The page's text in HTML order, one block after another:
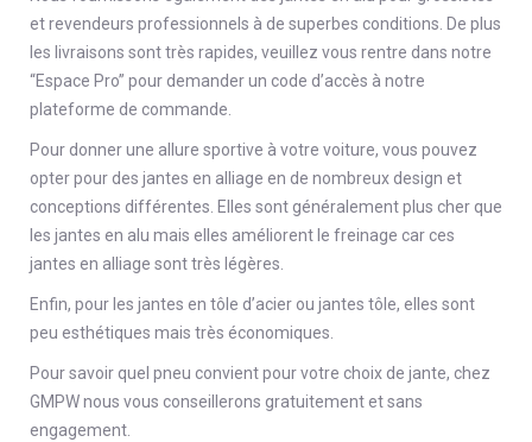
et revendeurs professionnels à de superbes conditions. De plus
les livraisons sont très rapides, veuillez vous rentre dans notre
“Espace Pro” pour demander un code d’accès à notre
plateforme de commande.
Pour donner une allure sportive à votre voiture, vous pouvez
opter pour des jantes en alliage en de nombreux design et
conceptions différentes. Elles sont généralement plus cher que
les jantes en alu mais elles améliorent le freinage car ces
jantes en alliage sont très légères.
Enfin, pour les jantes en tôle d’acier ou jantes tôle, elles sont
peu esthétiques mais très économiques.
Pour savoir quel pneu convient pour votre choix de jante, chez
GMPW nous vous conseillerons gratuitement et sans
engagement.